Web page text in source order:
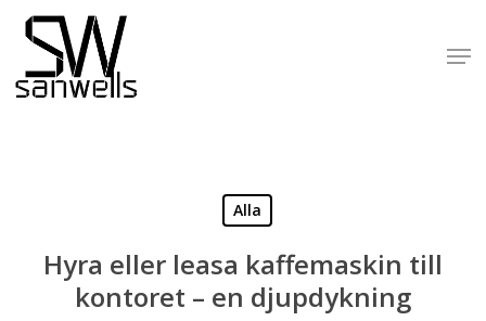
main
content
Alla
Hyra eller leasa kaffemaskin till
kontoret – en djupdykning
Close